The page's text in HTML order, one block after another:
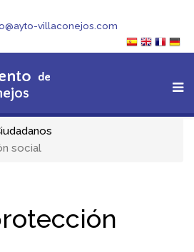
villaconejos.com
social